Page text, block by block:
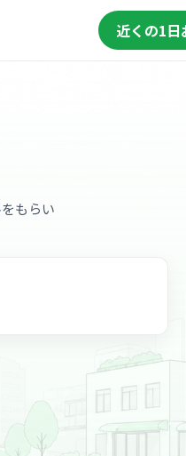
近くの1日
もらい